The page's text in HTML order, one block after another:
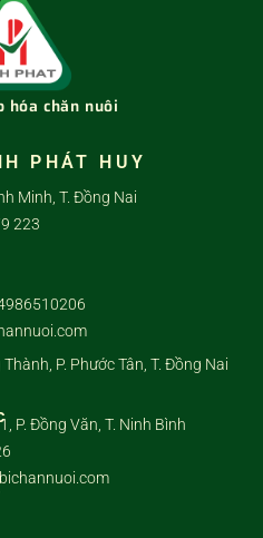
hóa chăn nuôi
PHÁT HUY
Minh, T. Đồng Nai
223
P. Phước Tân, T. Đồng Nai
P. Đồng Văn, T. Ninh Bình